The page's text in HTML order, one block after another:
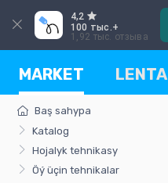
4,2
100 тыс.+
1,92 тыс. отзыва
MARKET LENTA
Baş sahypa
Katalog
Hojalyk tehnikasy
Öý üçin tehnikalar